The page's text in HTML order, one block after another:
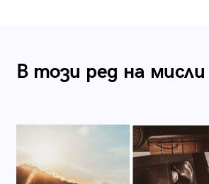
В този ред на мисли